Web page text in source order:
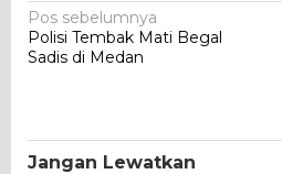
Navigasi
pos
Pos sebelumnya
Polisi Tembak Mati Begal
Sadis di Medan
Jangan Lewatkan